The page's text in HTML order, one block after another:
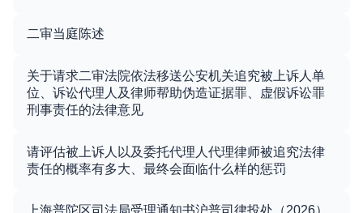
二审当庭陈述
关于请求二审法院依法移送公安机关追究被上诉人单
位、诉讼代理人及律师帮助伪造证据罪、虚假诉讼罪
刑事责任的法律意见
请评估被上诉人以及委托代理人代理律师被追究法律
责任的概率有多大、最终会面临什么样的惩罚